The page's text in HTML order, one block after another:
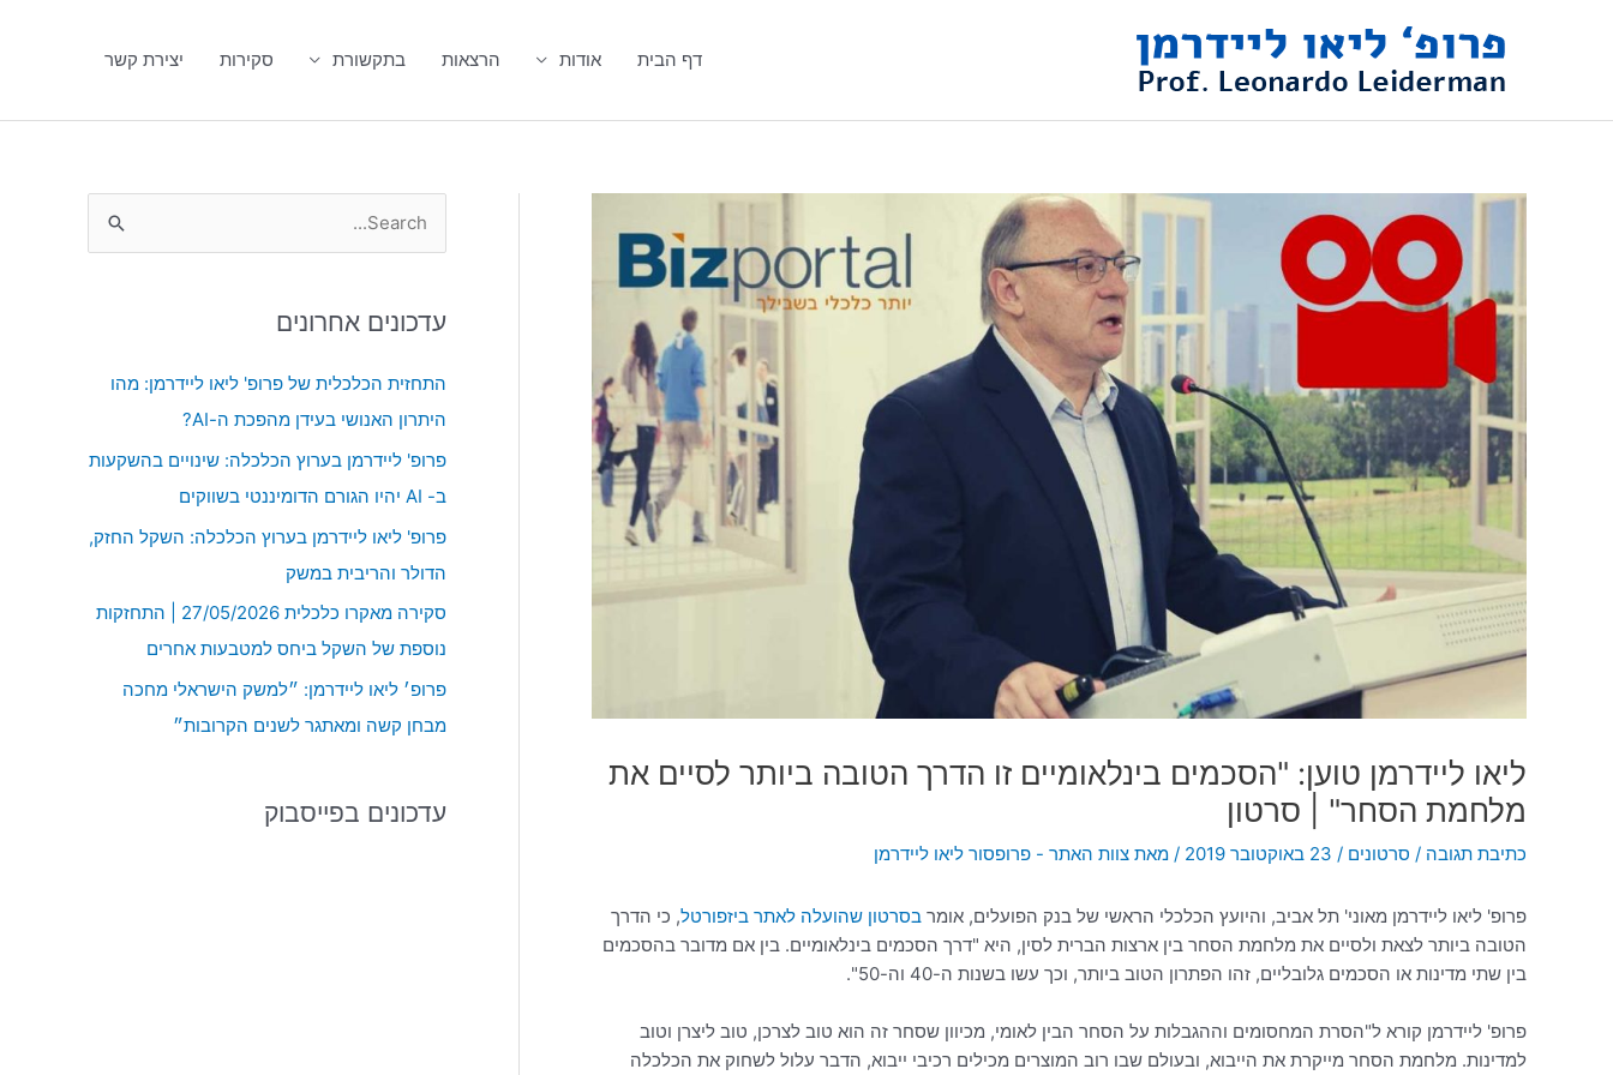
דף הבית אודות הרצאות בתקשורת סקירות יצירת קשר
ליאו ליידרמן טוען: "הסכמים בינלאומיים זו הדרך הטובה ביותר לסיים את
מלחמת הסחר" | סרטון
כתיבת תגובה / סרטונים / 23 באוקטובר 2019 / מאת צוות האתר - פרופסור ליאו ליידרמן
פרופ' ליאו ליידרמן מאוני' תל אביב, והיועץ הכלכלי הראשי של בנק הפועלים, אומר בסרטון שהועלה לאתר ביזפורטל, כי הדרך
הטובה ביותר לצאת ולסיים את מלחמת הסחר בין ארצות הברית לסין, היא "דרך הסכמים בינלאומיים. בין אם מדובר בהסכמים
בין שתי מדינות או הסכמים גלובליים, זהו הפתרון הטוב ביותר, וכך עשו בשנות ה-40 וה-50".
פרופ' ליידרמן קורא ל"הסרת המחסומים וההגבלות על הסחר הבין לאומי, מכיוון שסחר זה הוא טוב לצרכן, טוב ליצרן וטוב
למדינות. מלחמת הסחר מייקרת את הייבוא, ובעולם שבו רוב המוצרים מכילים רכיבי ייבוא, הדבר עלול לשחוק את הכלכלה
r
:
עדכונים אחרונים
התחזית הכלכלית של פרופ' ליאו ליידרמן: מהו
היתרון האנושי בעידן מהפכת ה-AI?
פרופ' ליידרמן בערוץ הכלכלה: שינויים בהשקעות
ב- AI יהיו הגורם הדומיננטי בשווקים
פרופ' ליאו ליידרמן בערוץ הכלכלה: השקל החזק,
הדולר והריבית במשק
סקירה מאקרו כלכלית 27/05/2026 | התחזקות
נוספת של השקל ביחס למטבעות אחרים
פרופ׳ ליאו ליידרמן: ״למשק הישראלי מחכה
מבחן קשה ומאתגר לשנים הקרובות״
עדכונים בפייסבוק